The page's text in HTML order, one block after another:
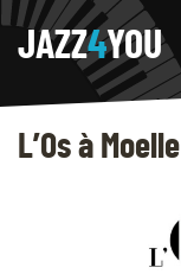
JAZZ4YOU
L’Os à Moelle